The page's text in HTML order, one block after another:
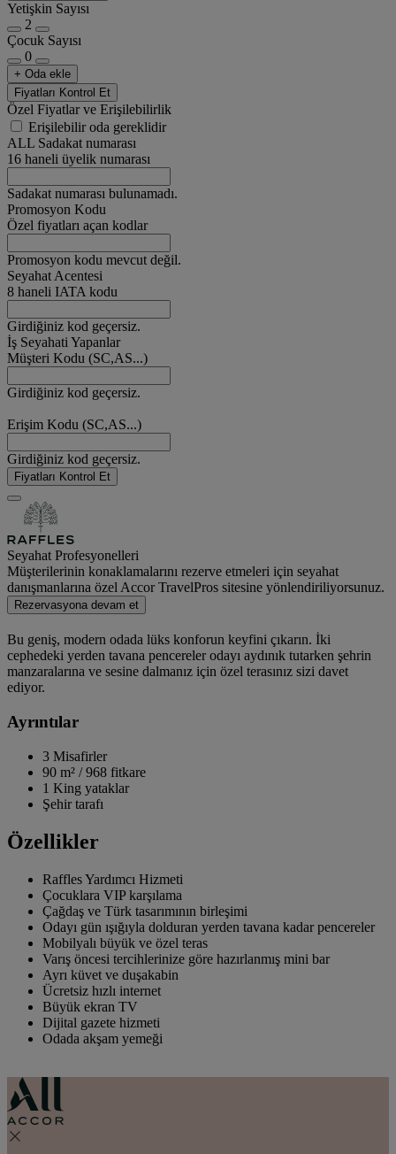
Yetişkin Sayısı
2
Çocuk Sayısı
0
+ Oda ekle
Fiyatları Kontrol Et
Özel Fiyatlar ve Erişilebilirlik
Erişilebilir oda gereklidir
ALL Sadakat numarası
16 haneli üyelik numarası
Sadakat numarası bulunamadı.
Promosyon Kodu
Özel fiyatları açan kodlar
Promosyon kodu mevcut değil.
Seyahat Acentesi
8 haneli IATA kodu
Girdiğiniz kod geçersiz.
İş Seyahati Yapanlar
Müşteri Kodu (SC,AS...)
Girdiğiniz kod geçersiz.
Erişim Kodu (SC,AS...)
Girdiğiniz kod geçersiz.
Fiyatları Kontrol Et
Seyahat Profesyonelleri
Müşterilerinin konaklamalarını rezerve etmeleri için seyahat
danışmanlarına özel Accor TravelPros sitesine yönlendiriliyorsunuz.
Rezervasyona devam et
Bu geniş, modern odada lüks konforun keyfini çıkarın. İki
cephedeki yerden tavana pencereler odayı aydınık tutarken şehrin
manzaralarına ve sesine dalmanız için özel terasınız sizi davet
ediyor.
Ayrıntılar
3 Misafirler
90 m² /968 fitkare
1 King yataklar
Şehir tarafı
Özellikler
Raffles Yardımcı Hizmeti
Çocuklara VIP karşılama
Çağdaş ve Türk tasarımının birleşimi
Odayı gün ışığıyla dolduran yerden tavana kadar pencereler
Mobilyalı büyük ve özel teras
Varış öncesi tercihlerinize göre hazırlanmış mini bar
Ayrı küvet ve duşakabin
Ücretsiz hızlı internet
Büyük ekran TV
Dijital gazete hizmeti
Odada akşam yemeği